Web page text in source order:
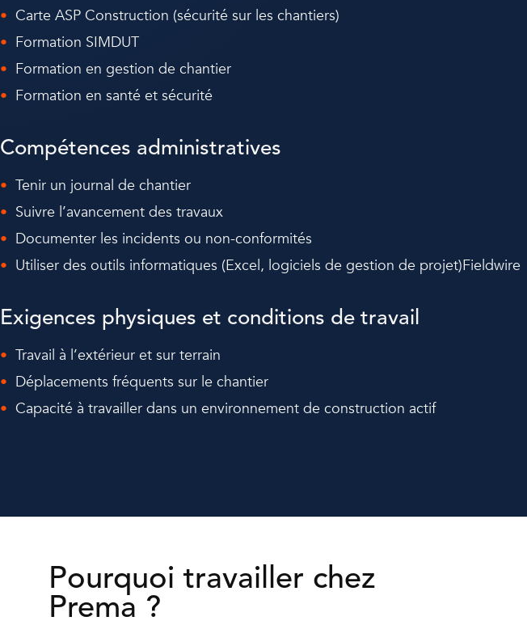
Carte ASP Construction (sécurité sur les chantiers)
Formation SIMDUT
Formation en gestion de chantier
Formation en santé et sécurité
Compétences administratives
Tenir un journal de chantier
Suivre l’avancement des travaux
Documenter les incidents ou non-conformités
Utiliser des outils informatiques (Excel, logiciels de gestion de projet)Fieldwire
Exigences physiques et conditions de travail
Travail à l’extérieur et sur terrain
Déplacements fréquents sur le chantier
Capacité à travailler dans un environnement de construction actif
Pourquoi travailler chez
Prema ?